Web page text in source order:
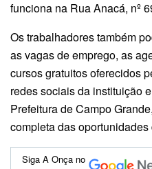
funciona na Rua Anacá, nº
Os trabalhadores também
as vagas de emprego, as
cursos gratuitos oferecidos
redes sociais da instituição
Prefeitura de Campo
completa das
Siga A Onça no